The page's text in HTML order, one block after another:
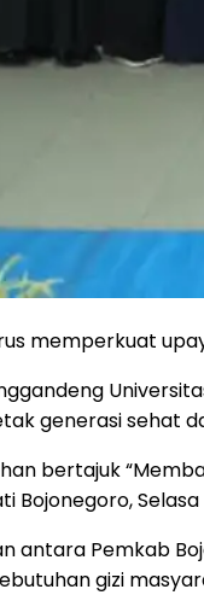
memperkuat
generasi sehat
bertajuk
Bojonegoro,
antara Pemkab
gizi